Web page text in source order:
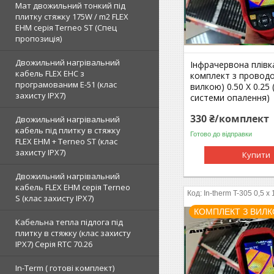
Мат двожильний тонкий під
плитку стяжку 175W / m2 FLEX
EHM серія Terneo SТ (Спец
пропозиція)
Двожильний нагрівальний
кабель FLEX EHС з
програмованим E-51 (клас
захисту IPX7)
Двожильний нагрівальний
кабель під плитку в стяжку
FLEX EHM + Terneo ST (клас
захисту IPX7)
Двожильний нагрівальний
кабель FLEX EHM серія Terneo
S (клас захисту IPX7)
Кабельна тепла підлога під
плитку в стяжку (клас захисту
IPX7) Серія RTC 70.26
In-Term ( готові комплект)
Інфрачервона
комплект з
вилкою) 0.50 Х 0.25 (
системи опалення)
330 ₴/комплект
Готово до відправки
Купити
In-therm T-305 0,5 x
КОМПЛЕКТ З